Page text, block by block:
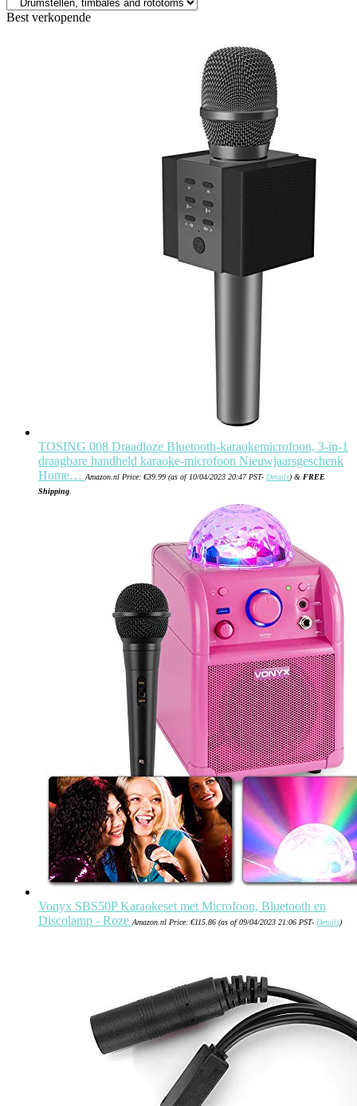
Best verkopende
TOSING 008 Draadloze Bluetooth-karaokemicrofoon, 3-in-1
draagbare handheld karaoke-microfoon Nieuwjaarsgeschenk
Home… Amazon.nl Price: €39.99 (as of 10/04/2023 20:47 PST- Details) & FREE
Shipping
Vonyx SBS50P Karaokeset met Microfoon, Bluetooth en
Discolamp - Roze Amazon.nl Price: €115.86 (as of 09/04/2023 21:06 PST- Details)